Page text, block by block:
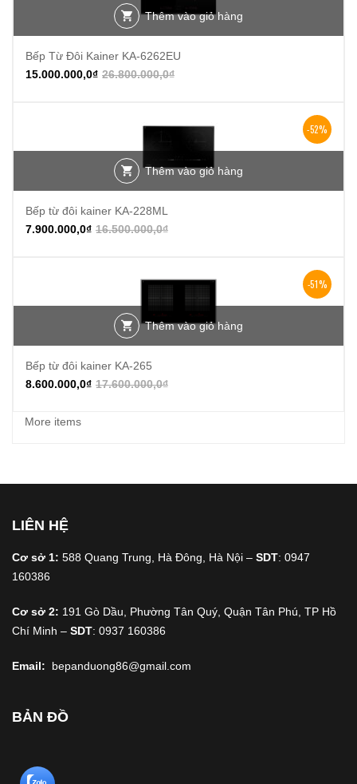
Thêm vào giỏ hàng
Bếp Từ Đôi Kainer KA-6262EU
26.800.000,0₫
15.000.000,0₫
-52%
Thêm vào giỏ hàng
Bếp từ đôi kainer KA-228ML
16.500.000,0₫
7.900.000,0₫
-51%
Thêm vào giỏ hàng
Bếp từ đôi kainer KA-265
17.600.000,0₫
8.600.000,0₫
More items
LIÊN HỆ
Cơ sở 1: 588 Quang Trung, Hà Đông, Hà Nội – SDT: 0947
160386
Cơ sở 2: 191 Gò Dầu, Phường Tân Quý, Quận Tân Phú, TP Hồ
Chí Minh – SDT: 0937 160386
Email: bepanduong86@gmail.com
BẢN ĐỒ